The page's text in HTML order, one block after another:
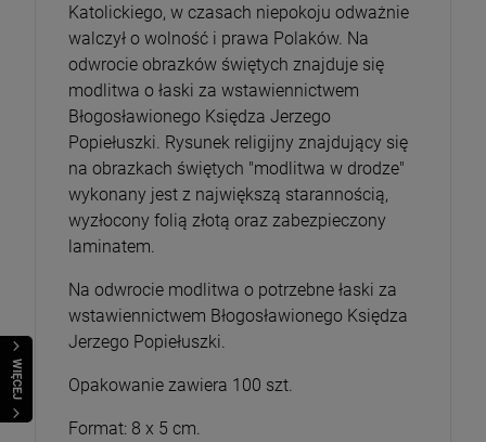
WIĘCEJ
Katolickiego, w czasach niepokoju odważnie
walczył o wolność i prawa Polaków. Na
odwrocie obrazków świętych znajduje się
modlitwa o łaski za wstawiennictwem
Błogosławionego Księdza Jerzego
Popiełuszki. Rysunek religijny znajdujący się
na obrazkach świętych "modlitwa w drodze"
wykonany jest z największą starannością,
wyzłocony folią złotą oraz zabezpieczony
laminatem.
Na odwrocie modlitwa o potrzebne łaski za
wstawiennictwem Błogosławionego Księdza
Jerzego Popiełuszki.
Opakowanie zawiera 100 szt.
Format: 8 x 5 cm.